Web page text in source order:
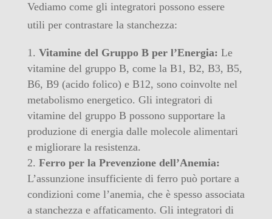
Vediamo come gli integratori possono essere
utili per contrastare la stanchezza:
Vitamine del Gruppo B per l’Energia: Le
vitamine del gruppo B, come la B1, B2, B3, B5,
B6, B9 (acido folico) e B12, sono coinvolte nel
metabolismo energetico. Gli integratori di
vitamine del gruppo B possono supportare la
produzione di energia dalle molecole alimentari
e migliorare la resistenza.
Ferro per la Prevenzione dell’Anemia:
L’assunzione insufficiente di ferro può portare a
condizioni come l’anemia, che è spesso associata
a stanchezza e affaticamento. Gli integratori di